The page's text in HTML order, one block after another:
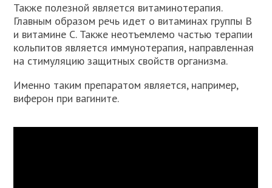
Также полезной является витаминотерапия.
Главным образом речь идет о витаминах группы В
и витамине С. Также неотъемлемо частью терапии
кольпитов является иммунотерапия, направленная
на стимуляцию защитных свойств организма.
Именно таким препаратом является, например,
виферон при вагините.